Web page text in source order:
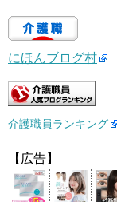
にほんブログ村
介護職員ランキング
【広告】